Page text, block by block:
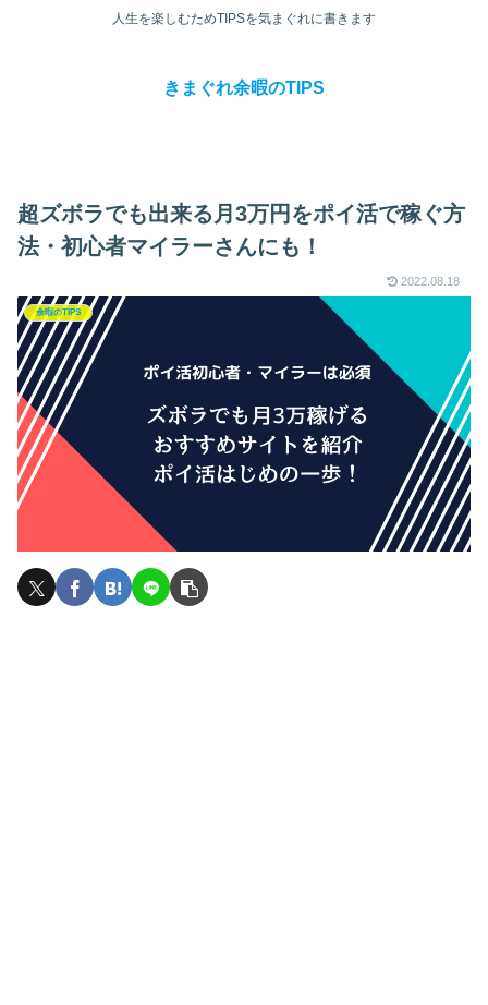
人生を楽しむためTIPSを気まぐれに書きます
きまぐれ余暇のTIPS
超ズボラでも出来る月3万円をポイ活で稼ぐ方
法・初心者マイラーさんにも！
2022.08.18
余暇のTIPS